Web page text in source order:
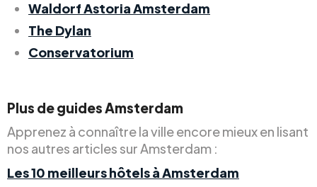
Waldorf Astoria Amsterdam
The Dylan
Conservatorium
Plus de guides Amsterdam
Apprenez à connaître la ville encore mieux en lisant
nos autres articles sur Amsterdam :
Les 10 meilleurs hôtels à Amsterdam